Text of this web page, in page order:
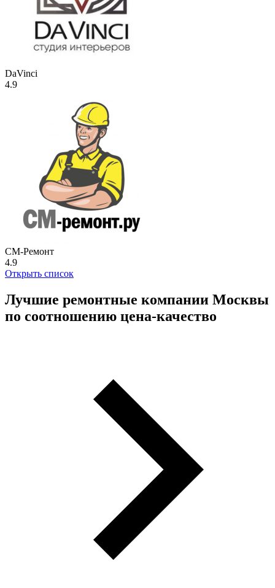
DaVinci
4.9
СМ-Ремонт
4.9
Открыть список
Лучшие ремонтные компании Москвы
по соотношению цена-качество